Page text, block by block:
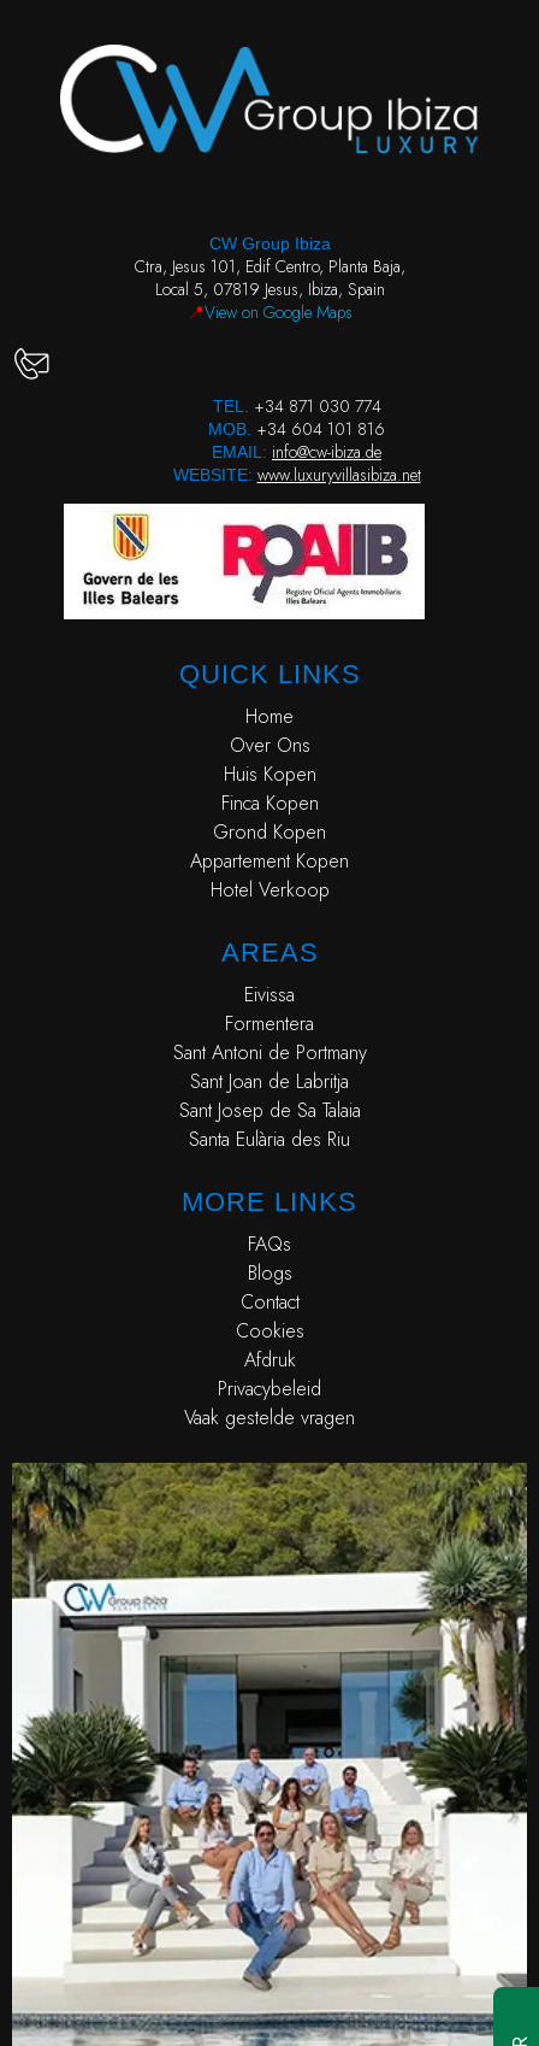
CW Group Ibiza
Ctra, Jesus 101, Edif Centro, Planta Baja,
Local 5, 07819 Jesus, Ibiza, Spain
📍View on Google Maps
TEL. +34 871 030 774
MOB. +34 604 101 816
EMAIL: info@cw-ibiza.de
WEBSITE: www.luxuryvillasibiza.net
QUICK LINKS
Home
Over Ons
Huis Kopen
Finca Kopen
Grond Kopen
Appartement Kopen
Hotel Verkoop
AREAS
Eivissa
Formentera
Sant Antoni de Portmany
Sant Joan de Labritja
Sant Josep de Sa Talaia
Santa Eulària des Riu
MORE LINKS
FAQs
Blogs
Contact
Cookies
Afdruk
Privacybeleid
Vaak gestelde vragen